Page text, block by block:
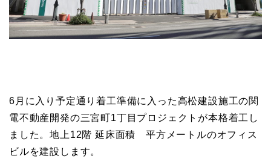
6月に入り予定通り着工準備に入った高松建設施工の関
電不動産開発の三宮町1丁目プロジェクトが本格着工し
ました。地上12階 延床面積 平方メートルのオフィス
ビルを建設します。